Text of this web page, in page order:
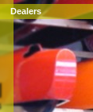
Dealers